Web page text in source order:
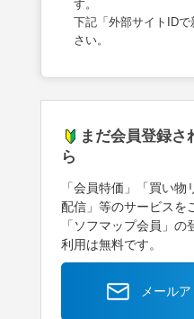
す。
下記「外部サイトID
さい。
まだ会員登録さ
ら
「会員特価」「買い
配信」等のサービスを
「ソフマップ会員」
利用は無料です。
メール